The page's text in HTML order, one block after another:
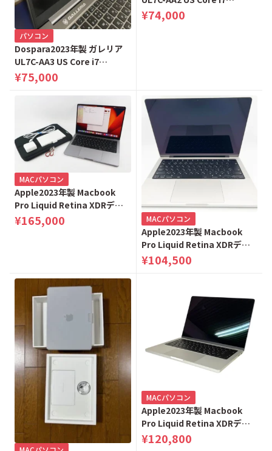
パソコン
Dospara2023年製 ガレリア
UL7C-AA3 US Core i7
12700H/Arc A550M/15.6イン
チ フルHD 144Hz/16GBメモ
500GB/US配列キーボード
K/12901-11a
¥75,000
12700H/Arc A730M/15.6イン
チ フルHD 144Hz/16GBメモ
¥74,000
MACパソコン
Apple2023年製 Macbook
Pro Liquid Retina XDRディ
スプレイ 14.2 MTL73J/A スペ
ースグレイ
¥165,000 MACパソコン
Apple2023年製 Macbook
Pro Liquid Retina XDRディ
スプレイ 14.2 MR7J3J/A シル
¥104,500
MACパソコン
Apple2023年製 Macbook
Pro Liquid Retina XDRディ
スプレイ 14.2 8GB 1TB
MR7K3J/A シルバー
¥120,800